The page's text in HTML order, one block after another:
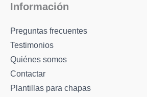
Información
Preguntas frecuentes
Testimonios
Quiénes somos
Contactar
Plantillas para chapas